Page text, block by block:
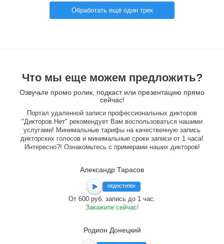
Обработать ещё один трек
Что мы еще можем предложить?
Озвучьте промо ролик, подкаст или презентацию прямо
сейчас!
Портал удаленной записи профессиональных дикторов
"Дикторов.Нет" рекомендует Вам воспользоваться нашими
услугами! Минимальные тарифы на качественную запись
дикторских голосов и минимальные сроки записи от 1 часа!
Интересно?! Ознакомьтесь с примерами наших дикторов!
Александр Тарасов
НЕДОСТУПЕН
От 600 руб. запись до 1 час.
Закажите сейчас!
Родион Донецкий